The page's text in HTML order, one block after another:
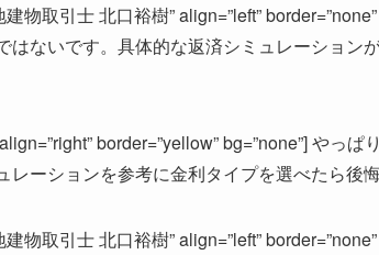
物取引士 北口裕樹” align=”left”
ないです。具体的な返済シミュレーション
border=”yellow” bg=”none”] やっ
レーションを参考に金利タイプを選べたら後
物取引士 北口裕樹” align=”left”